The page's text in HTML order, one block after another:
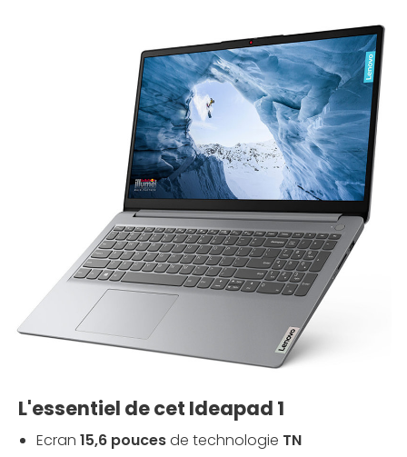
L'essentiel de cet Ideapad 1
Ecran 15,6 poucesde technologie TN